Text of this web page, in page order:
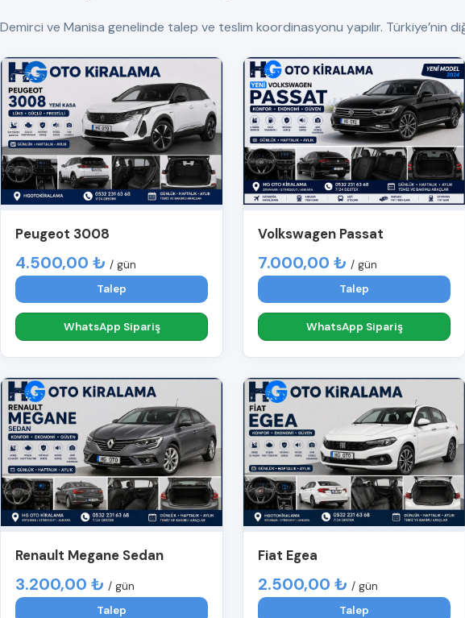
Demirci ve Manisa genelinde talep ve teslim koordinasyonu yapılır. Türkiye’nin
Peugeot 3008
4.500,00 ₺ / gün
Talep
WhatsApp Sipariş
Volkswagen Passat
7.000,00 ₺ / gün
Talep
WhatsApp Sipariş
Renault Megane Sedan
3.200,00 ₺ / gün
Talep
Fiat Egea
2.500,00 ₺ / gün
Talep